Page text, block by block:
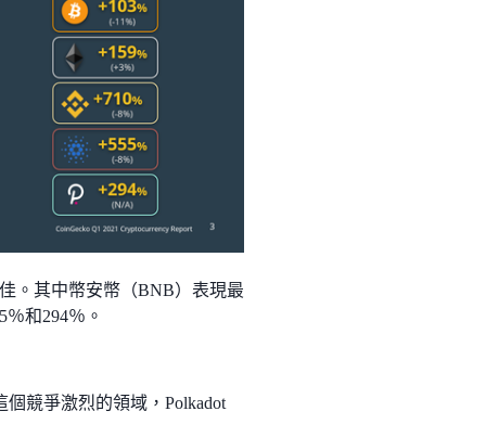
。其中幣安幣（BNB）表現最
和294％。
競爭激烈的領域，Polkadot